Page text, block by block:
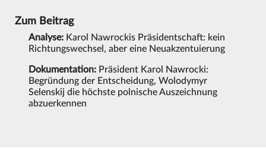
Zum Beitrag
Analyse: Karol Nawrockis Präsidentschaft: kein
Richtungswechsel, aber eine Neuakzentuierung
Dokumentation: Präsident Karol Nawrocki:
Begründung der Entscheidung, Wolodymyr
Selenskij die höchste polnische Auszeichnung
abzuerkennen